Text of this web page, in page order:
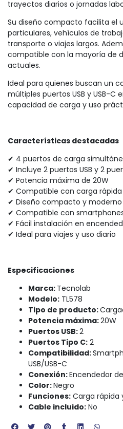
trayectos diarios o jornadas
Su diseño compacto facilita el
particulares, vehículos de
transporte o viajes largos.
compatible con la mayoría de
actuales.
Ideal para quienes buscan un
múltiples puertos USB y USB-C
capacidad de carga y uso
Características destacadas
✔ 4 puertos de carga
✔ Incluye 2 puertos USB y 2
✔ Potencia máxima de 20W
✔ Compatible con carga rápida
✔ Diseño compacto y moderno
✔ Compatible con
✔ Fácil instalación en
✔ Ideal para viajes y uso diario
Especificaciones
Marca: Tecnolab
Modelo: TL578
Tipo de producto:
Potencia máxima:20W
Puertos USB:2
Puertos Tipo C: 2
Compatibilidad:
USB/USB-C
Conexión:Encendedor
Color:Negro
Funciones: Carga rápida
Cable incluido: No